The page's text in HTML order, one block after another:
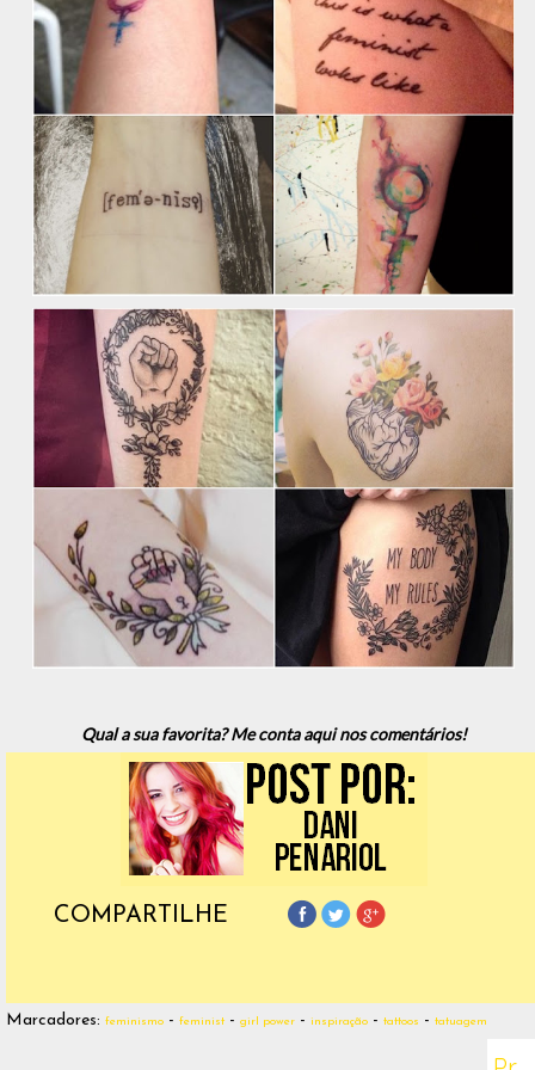
Qual a sua favorita? Me conta aqui nos comentários!
COMPARTILHE
Marcadores: feminismo - feminist - girl power - inspiração - tattoos - tatuagem